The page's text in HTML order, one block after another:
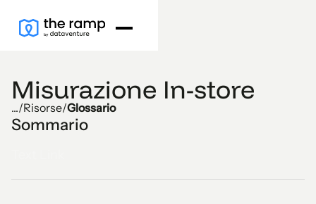
Misurazione In-store
.../Risorse/Glossario
Sommario